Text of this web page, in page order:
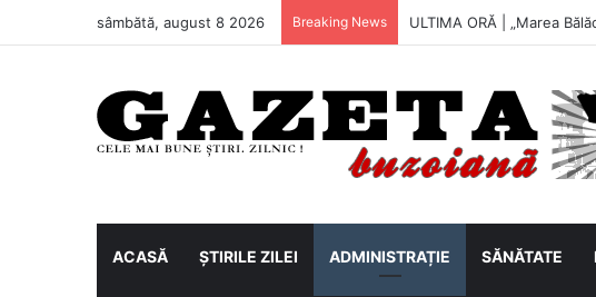
sâmbătă, august 8 2026 Breaking News Metalul Buzău, primul
ACASĂ ȘTIRILE ZILEI ADMINISTRAȚIE SĂNĂTATE